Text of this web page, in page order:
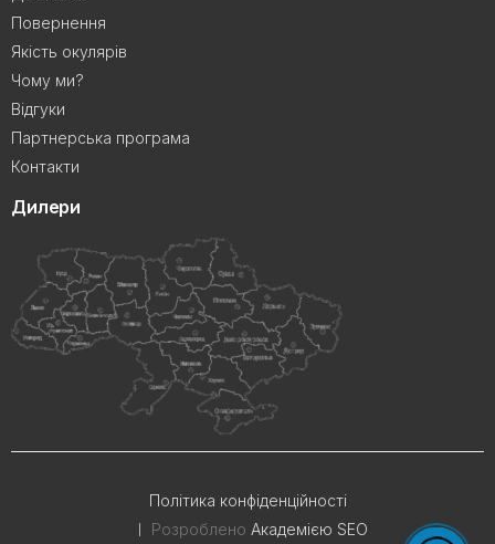
Повернення
Якість окулярів
Чому ми?
Відгуки
Партнерська програма
Контакти
Дилери
Політика конфіденційності
Розроблено Академією SEO